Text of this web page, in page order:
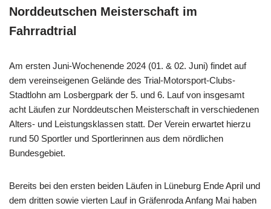
Norddeutschen Meisterschaft im
Fahrradtrial
Am ersten Juni-Wochenende 2024 (01. & 02. Juni) findet auf
dem vereinseigenen Gelände des Trial-Motorsport-Clubs-
Stadtlohn am Losbergpark der 5. und 6. Lauf von insgesamt
acht Läufen zur Norddeutschen Meisterschaft in verschiedenen
Alters- und Leistungsklassen statt. Der Verein erwartet hierzu
rund 50 Sportler und Sportlerinnen aus dem nördlichen
Bundesgebiet.
Bereits bei den ersten beiden Läufen in Lüneburg Ende April und
dem dritten sowie vierten Lauf in Gräfenroda Anfang Mai haben